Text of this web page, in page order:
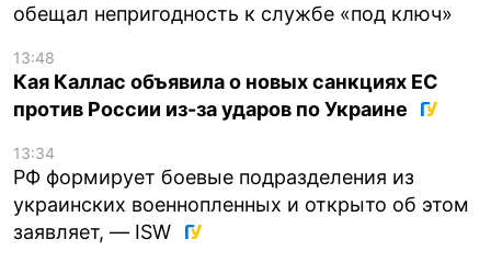
обещал непригодность к службе «под ключ»
13:48
Кая Каллас объявила о новых санкциях ЕС
против России из-за ударов по Украине
13:34
РФ формирует боевые подразделения из
украинских военнопленных и открыто об этом
заявляет, — ISW